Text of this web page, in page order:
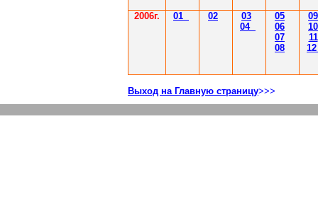
2006г. 01 02
03
04
05
06
07
08
09
10
11
Выход на Главную страницу>>>